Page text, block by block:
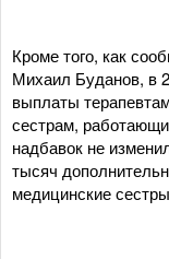
Кроме того, как
Михаил Буданов, в
выплаты
сестрам,
надбавок не
тысяч
медицинские